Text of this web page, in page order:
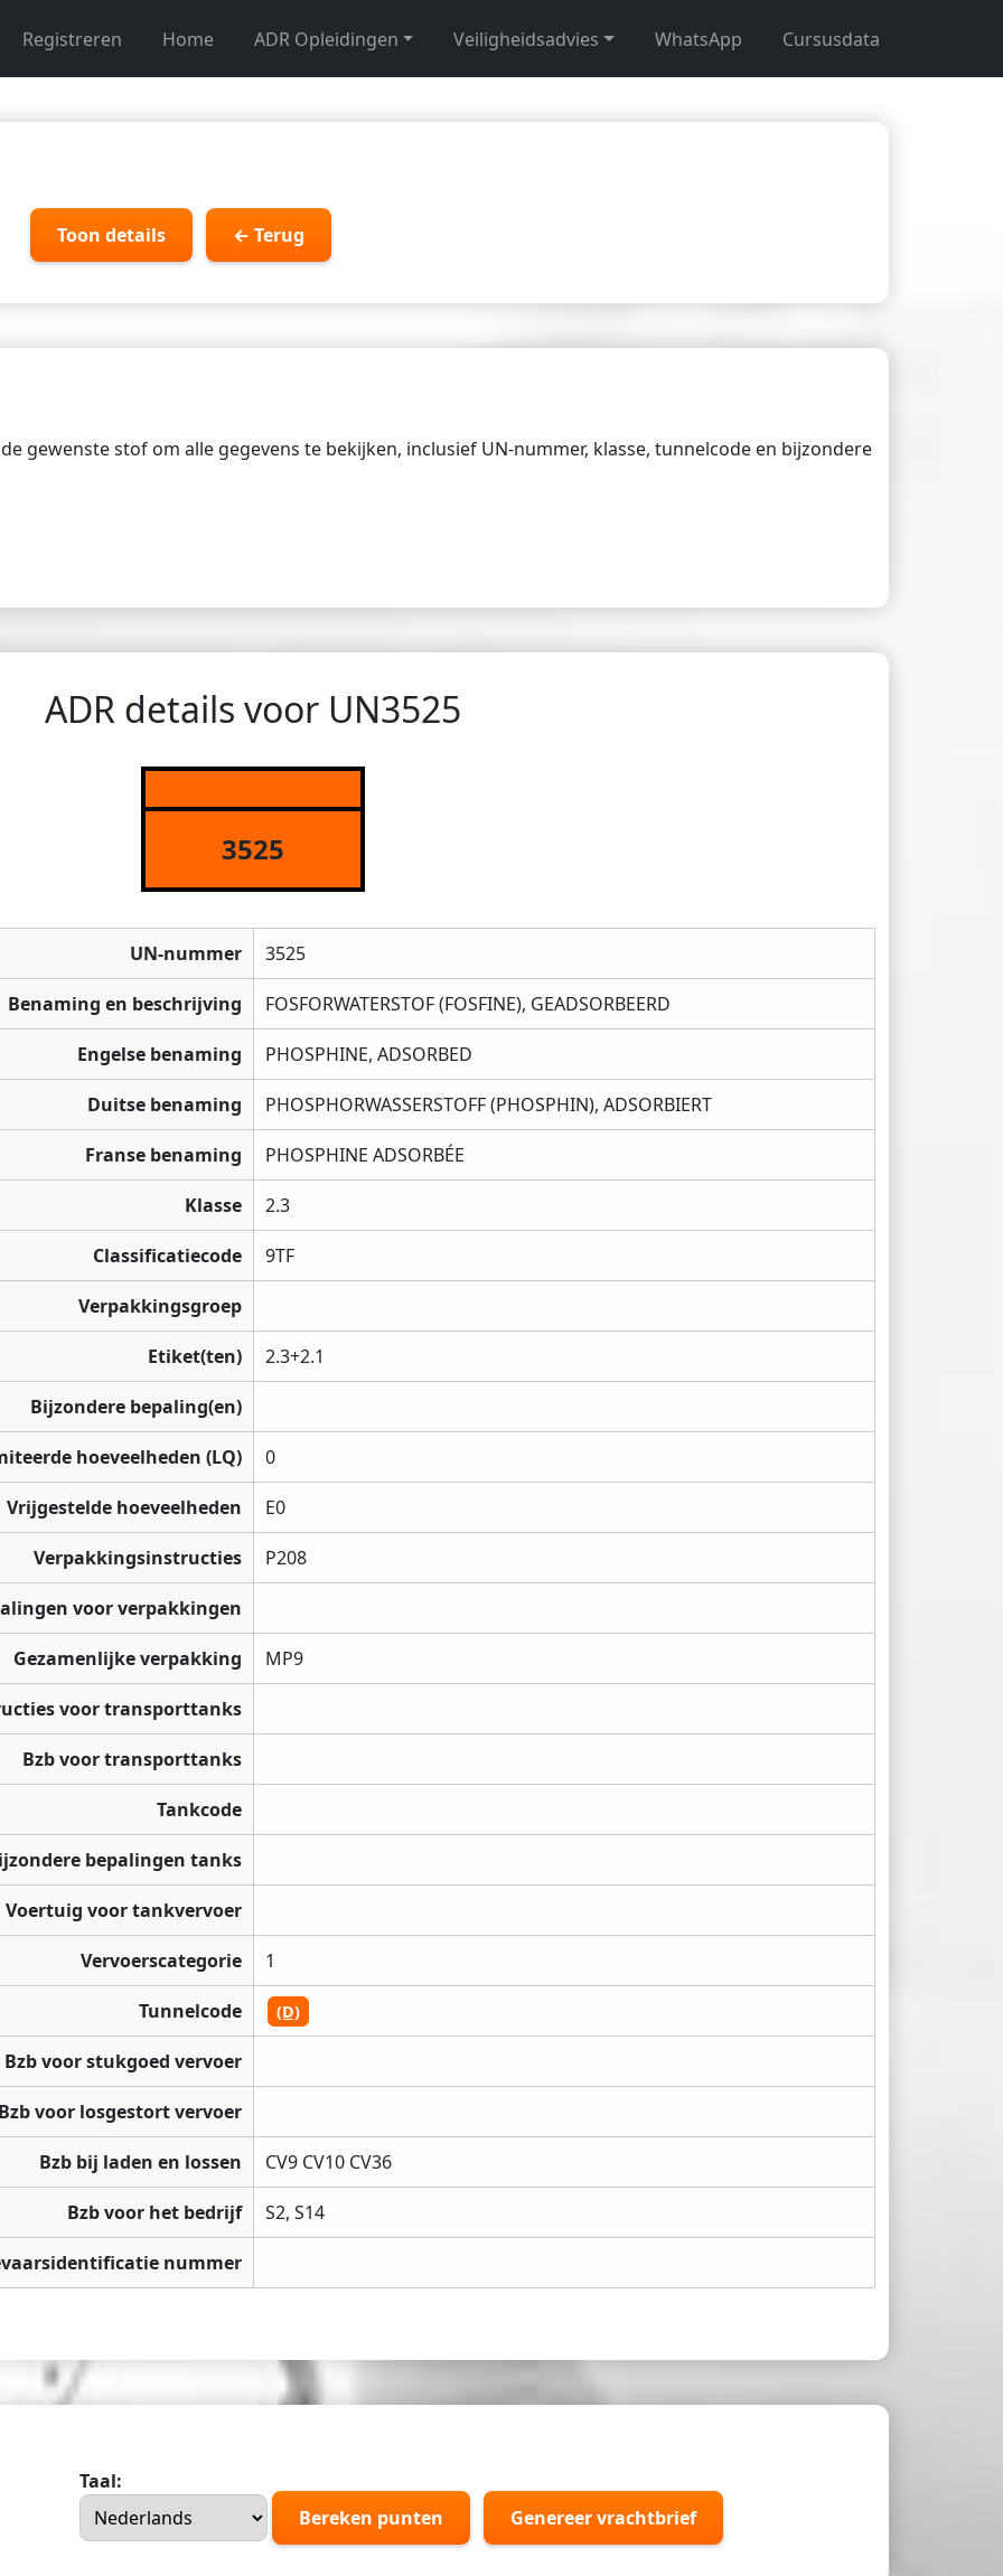
Registreren Home ADR Opleidingen Veiligheidsadvies WhatsApp Cursusdata
Toon details ← Terug
gewenste stof om alle gegevens te bekijken, inclusief UN-nummer, klasse, tunnelcode en bijzondere
ADR details voor UN3525
3525
UN-nummer 3525
Benaming en beschrijving FOSFORWATERSTOF (FOSFINE), GEADSORBEERD
Engelse benaming PHOSPHINE, ADSORBED
Duitse benaming PHOSPHORWASSERSTOFF (PHOSPHIN), ADSORBIERT
Franse benaming PHOSPHINE ADSORBÉE
Klasse 2.3
Classificatiecode 9TF
Verpakkingsgroep
Etiket(ten) 2.3+2.1
Bijzondere bepaling(en)
hoeveelheden (LQ) 0
Vrijgestelde hoeveelheden E0
Verpakkingsinstructies P208
voor verpakkingen
Gezamenlijke verpakking MP9
voor transporttanks
Bzb voor transporttanks
Tankcode
bepalingen tanks
Voertuig voor tankvervoer
Vervoerscategorie 1
Tunnelcode (D)
Bzb voor stukgoed vervoer
voor losgestort vervoer
Bzb bij laden en lossen CV9 CV10 CV36
Bzb voor het bedrijf S2, S14
nummer
Taal:
Bereken punten
Genereer vrachtbrief